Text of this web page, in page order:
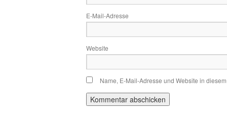
E-Mail-Adresse
Website
Name, E-Mail-Adresse und Website in